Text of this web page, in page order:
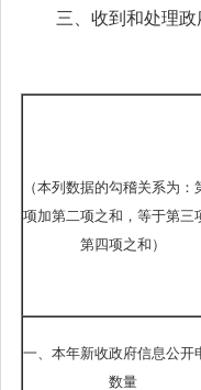
三、收到和处理
（本列数据的勾稽关系为：
项加第二项之和，等于第三
第四项之和）
一、本年新收政府信息公开
数量